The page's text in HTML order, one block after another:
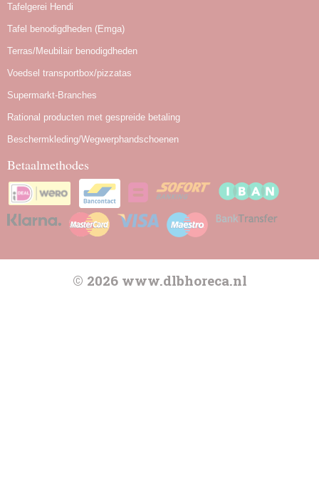
Tafelgerei Hendi
Tafel benodigdheden (Emga)
Terras/Meubilair benodigdheden
Voedsel transportbox/pizzatas
Supermarkt-Branches
Rational producten met gespreide betaling
Beschermkleding/Wegwerphandschoenen
Betaalmethodes
© 2026 www.dlbhoreca.nl